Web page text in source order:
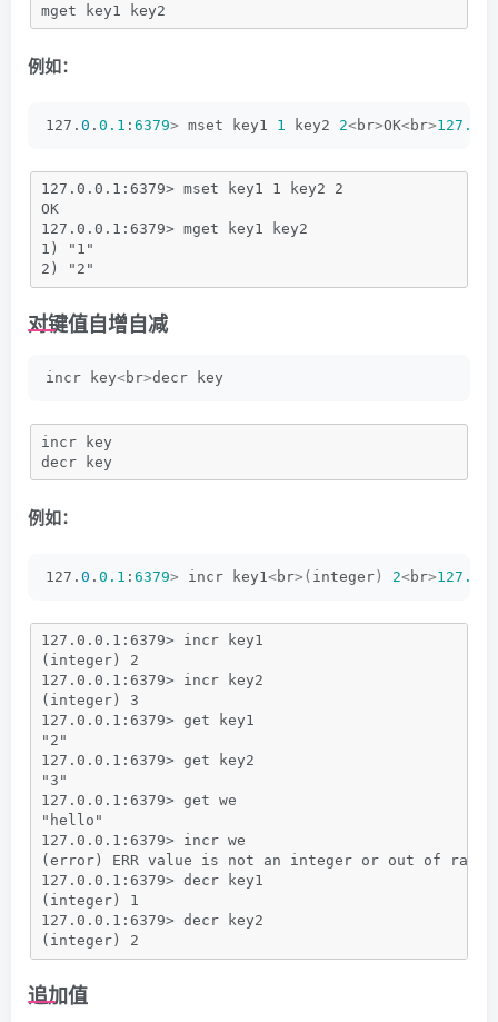
mget key1 key2
例如：
127. 0 . 0.1 : 6379> mset key1 1 key2 2<br>OK<br>127.0
127.0.0.1:6379> mset key1 1 key2 2
OK
127.0.0.1:6379> mget key1 key2
1) "1"
2) "2"
对键值自增自减
incr key<br>decr key
incr key
decr key
例如：
127. 0 . 0.1 : 6379> incr key1 <br>( integer ) 2<br>127.0
127.0.0.1:6379> incr key1
(integer) 2
127.0.0.1:6379> incr key2
(integer) 3
127.0.0.1:6379> get key1
"2"
127.0.0.1:6379> get key2
"3"
127.0.0.1:6379> get we
"hello"
127.0.0.1:6379> incr we
(error) ERR value is not an integer or out of range
127.0.0.1:6379> decr key1
(integer) 1
127.0.0.1:6379> decr key2
(integer) 2
追加值